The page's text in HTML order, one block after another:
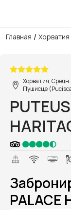
Главная / Хорватия
Хорватия,
Пушисце
PALACE